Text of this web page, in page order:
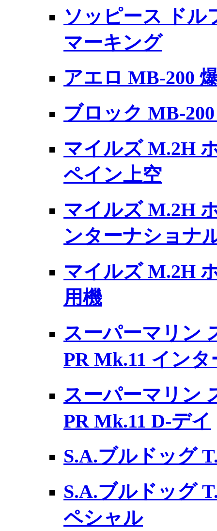
ソッピース ドル
マーキング
アエロ MB-200
ブロック MB-
マイルズ M.2H
ペイン上空
マイルズ M.2H
ンターナショナ
マイルズ M.2H
用機
スーパーマリン
PR Mk.11 イン
スーパーマリン
PR Mk.11 D-デイ
S.A.ブルドッグ
S.A.ブルドッグ
ペシャル